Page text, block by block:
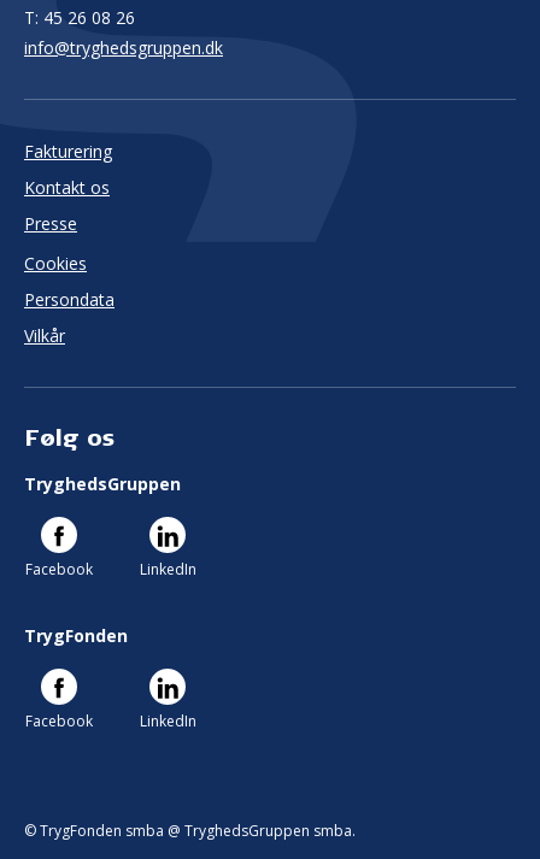
T: 45 26 08 26
info@tryghedsgruppen.dk
Fakturering
Kontakt os
Presse
Cookies
Persondata
Vilkår
Følg os
TryghedsGruppen
Facebook LinkedIn
TrygFonden
Facebook LinkedIn
© TrygFonden smba @ TryghedsGruppen smba.